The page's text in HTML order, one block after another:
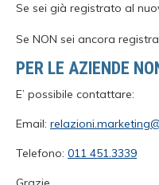
Se sei già registrato al
Se NON sei ancora
PER LE AZIENDE
E’ possibile contattare:
Email:
Telefono: 011 451.3339